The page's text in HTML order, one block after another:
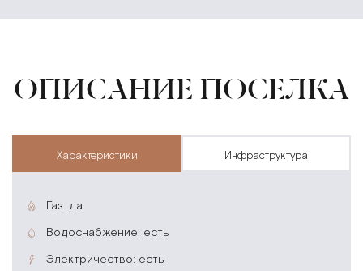
ОПИСАНИЕ ПОСЕЛКА
характеристики инфраструктура
газ: да
водоснабжение: есть
электричество: есть